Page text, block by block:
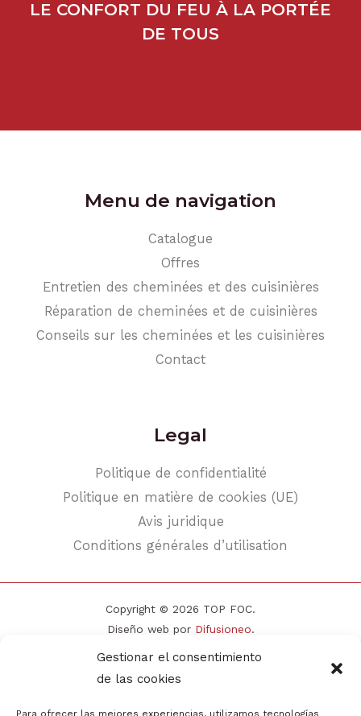
Gestionar el consentimiento
de las cookies
Para ofrecer las mejores experiencias, utilizamos tecnologías
LE CONFORT DU FEU À LA PORTÉE
DE TOUS
Menu de navigation
Catalogue
Offres
Entretien des cheminées et des cuisinières
Réparation de cheminées et de cuisinières
Conseils sur les cheminées et les cuisinières
Contact
Legal
Politique de confidentialité
Politique en matière de cookies (UE)
Avis juridique
Conditions générales d’utilisation
Copyright © 2026 TOP FOC.
Diseño web por Difusioneo.